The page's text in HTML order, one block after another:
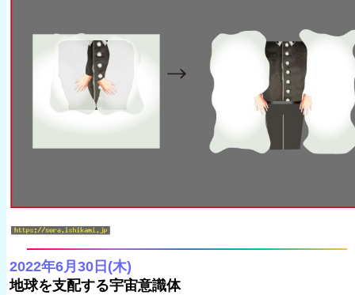
2022年6月30日(木)
地球を支配する宇宙意識体